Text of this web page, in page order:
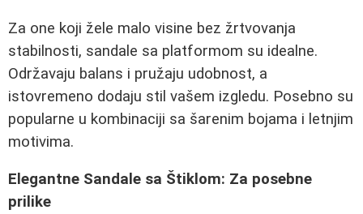
Za one koji žele malo visine bez žrtvovanja
stabilnosti, sandale sa platformom su idealne.
Održavaju balans i pružaju udobnost, a
istovremeno dodaju stil vašem izgledu. Posebno su
popularne u kombinaciji sa šarenim bojama i letnjim
motivima.
Elegantne Sandale sa Štiklom: Za posebne
prilike